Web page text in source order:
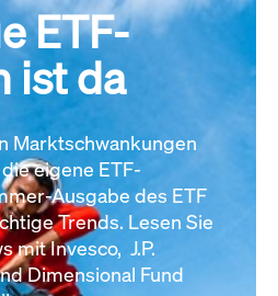
ETF-
ist da
Marktschwankungen
eigene ETF-
Ausgabe des ETF
Trends. Lesen Sie
mit Invesco, J.P.
Dimensional Fund